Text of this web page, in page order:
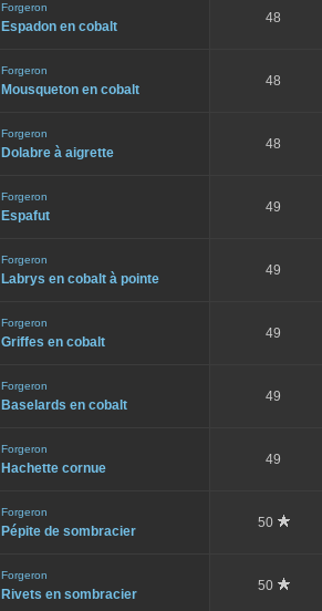
Forgeron
Espadon en cobalt
48
Forgeron
Mousqueton en cobalt
48
Forgeron
Dolabre à aigrette
48
Forgeron
Espafut
49
Forgeron
Labrys en cobalt à pointe
49
Forgeron
Griffes en cobalt
49
Forgeron
Baselards en cobalt
49
Forgeron
Hachette cornue
49
Forgeron
Pépite de sombracier
50
Forgeron
Rivets en sombracier
50